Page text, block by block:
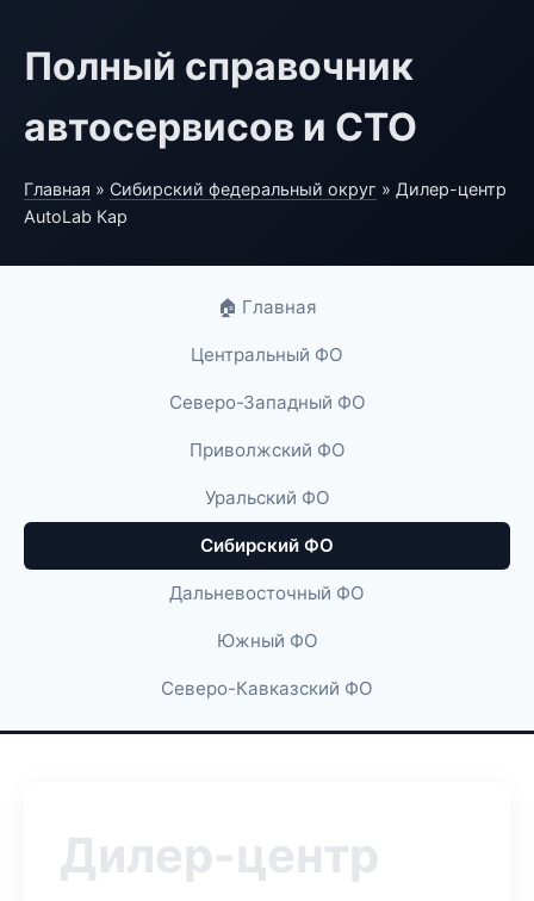
Полный справочник
автосервисов и СТО
Главная » Сибирский федеральный округ » Дилер-центр
AutoLab Кар
🏠 Главная
Центральный ФО
Северо-Западный ФО
Приволжский ФО
Уральский ФО
Сибирский ФО
Дальневосточный ФО
Южный ФО
Северо-Кавказский ФО
Дилер-центр